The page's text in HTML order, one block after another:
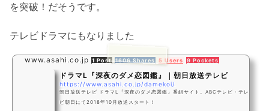
を突破！だそうです。
テレビドラマにもなりました
www.asahi.co.jp 1 Post 1606 Shares 5 Users 9 Pockets
ドラマL『深夜のダメ恋図鑑』｜朝日放送テレビ
https://www.asahi.co.jp/damekoi/
朝日放送テレビ ドラマL『深夜のダメ恋図鑑』番組サイト。ABCテレビ・テレ
ビ朝日にて2018年10月放送スタート！